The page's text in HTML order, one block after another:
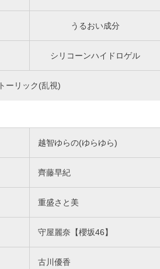
うるおい成分
シリコーンハイドロゲル
トーリック(乱視)
越智ゆらの(ゆらゆら)
齊藤早紀
重盛さと美
守屋麗奈【櫻坂46】
古川優香